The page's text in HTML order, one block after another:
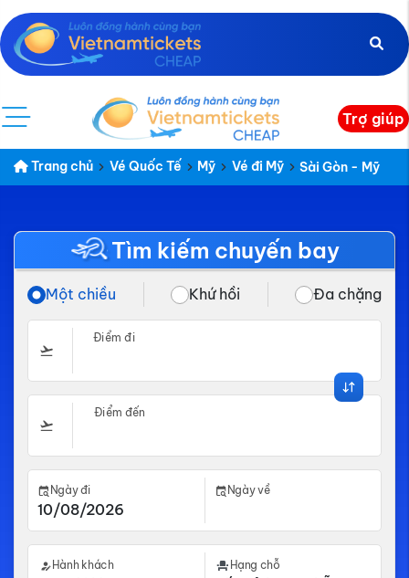
Trợ giúp
Trang chủ Vé Quốc Tế Mỹ Vé đi Mỹ Sài Gòn - Mỹ
Tìm kiếm chuyến bay
Một chiều Khứ hồi Đa chặng
Điểm đi
Điểm đến
Ngày đi Ngày về
Hành khách Hạng chỗ